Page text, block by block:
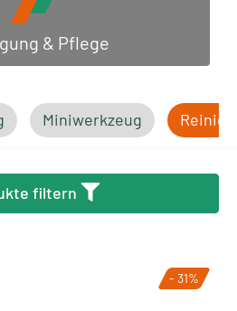
& Pflege
Miniwerkzeug
filtern
- 31%